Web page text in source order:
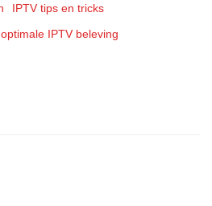
IPTV tips en tricks
optimale IPTV beleving